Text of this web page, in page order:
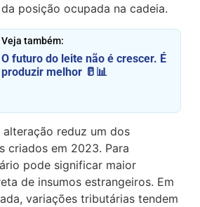
posição ocupada na cadeia.
Veja também:
O futuro do leite não é crescer. É
produzir melhor 🥛📊
alteração reduz um dos
criados em 2023. Para
pode significar maior
de insumos estrangeiros. Em
variações tributárias tendem